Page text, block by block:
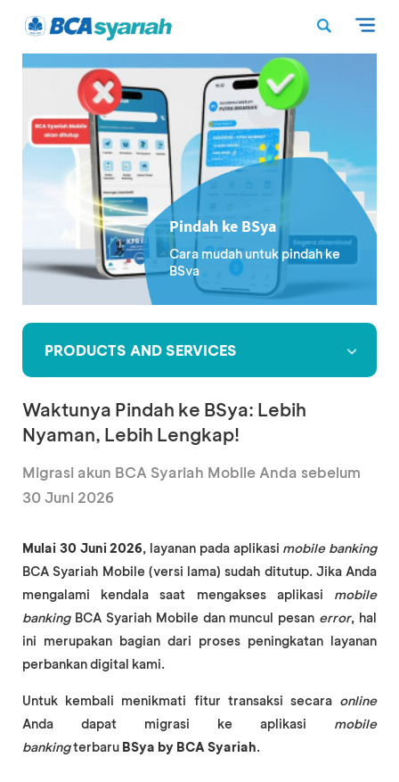
Pindah ke BSya
Cara mudah untuk pindah ke
BSya
PRODUCTS AND SERVICES
Waktunya Pindah ke BSya: Lebih
Nyaman, Lebih Lengkap!
Migrasi akun BCA Syariah Mobile Anda sebelum
30 Juni 2026
Mulai 30 Juni 2026, layanan pada aplikasi mobile banking
BCA Syariah Mobile (versi lama) sudah ditutup. Jika Anda
mengalami kendala saat mengakses aplikasi mobile
banking BCA Syariah Mobile dan muncul pesan error, hal
ini merupakan bagian dari proses peningkatan layanan
perbankan digital kami.
Untuk kembali menikmati fitur transaksi secara online
Anda dapat migrasi ke aplikasi mobile
bankingterbaru BSya by BCA Syariah.